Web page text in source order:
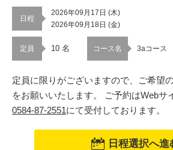
日程
2026年09月17日 (木)
2026年09月18日 (金)
定員 10 名 コース名 3aコース
定員に限りがございますので、ご希望
をお願いいたします。 ご予約はWebサ
0584-87-2551にて受付しております。
日程選択へ進